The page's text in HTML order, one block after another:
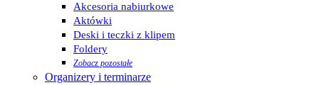
Akcesoria nabiurkowe
Aktówki
Deski i teczki z klipem
Foldery
Zobacz pozostałe
Organizery i terminarze